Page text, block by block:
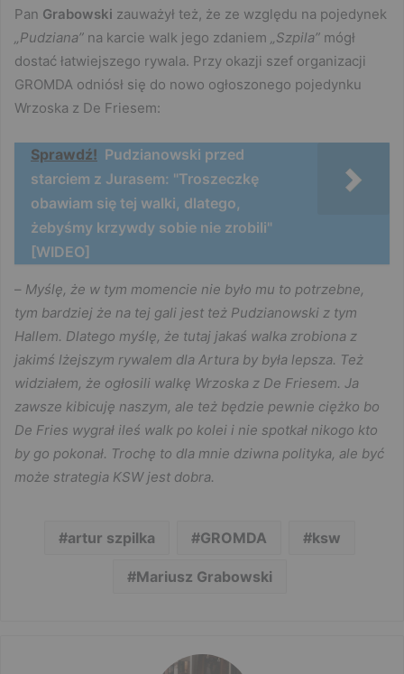
Pan Grabowski zauważył też, że ze względu na pojedynek
„Pudziana” na karcie walk jego zdaniem „Szpila” mógł
dostać łatwiejszego rywala. Przy okazji szef organizacji
GROMDA odniósł się do nowo ogłoszonego pojedynku
Wrzoska z De Friesem:
Sprawdź! Pudzianowski przed
starciem z Jurasem: "Troszeczkę
obawiam się tej walki, dlatego,
żebyśmy krzywdy sobie nie zrobili"
[WIDEO]
– Myślę, że w tym momencie nie było mu to potrzebne,
tym bardziej że na tej gali jest też Pudzianowski z tym
Hallem. Dlatego myślę, że tutaj jakaś walka zrobiona z
jakimś lżejszym rywalem dla Artura by była lepsza. Też
widziałem, że ogłosili walkę Wrzoska z De Friesem. Ja
zawsze kibicuję naszym, ale też będzie pewnie ciężko bo
De Fries wygrał ileś walk po kolei i nie spotkał nikogo kto
by go pokonał. Trochę to dla mnie dziwna polityka, ale być
może strategia KSW jest dobra.
artur szpilka GROMDA ksw
Mariusz Grabowski